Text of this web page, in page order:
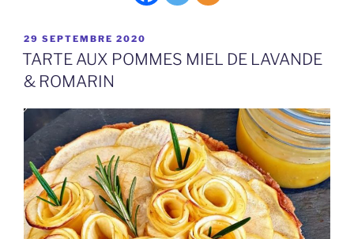
PUBLIÉ
LE
29 SEPTEMBRE 2020
TARTE AUX POMMES MIEL DE LAVANDE
& ROMARIN